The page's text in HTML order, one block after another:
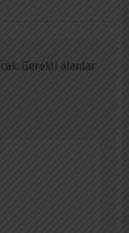
Gerekli alanlar